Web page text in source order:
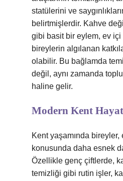
statülerini ve
belirtmişlerdir. Kahve
gibi basit bir eylem, ev
bireylerin algılanan
olabilir. Bu bağlamda
değil, aynı zamanda
haline gelir.
Modern Kent
Kent yaşamında
konusunda daha esnek
Özellikle genç çiftlerde,
temizliği gibi rutin işler,